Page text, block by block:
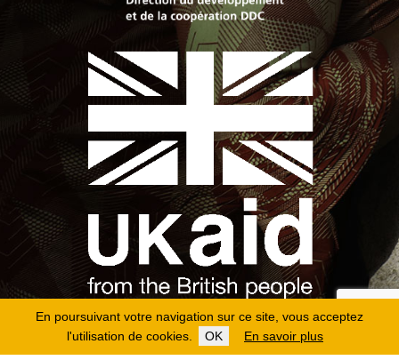
En poursuivant votre navigation sur ce site, vous acceptez
l'utilisation de cookies.
OK En savoir plus